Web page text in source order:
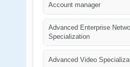
Account manager
Advanced Enterprise
Specialization
Advanced Video